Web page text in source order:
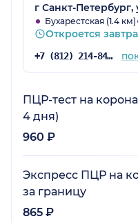
г Санкт-
Бухарестская (1.4 км)
Откроется
+7 (812) 214-84-90
ПЦР-тест на
4 дня)
960 ₽
Экспресс ПЦР на
за границу
865 ₽